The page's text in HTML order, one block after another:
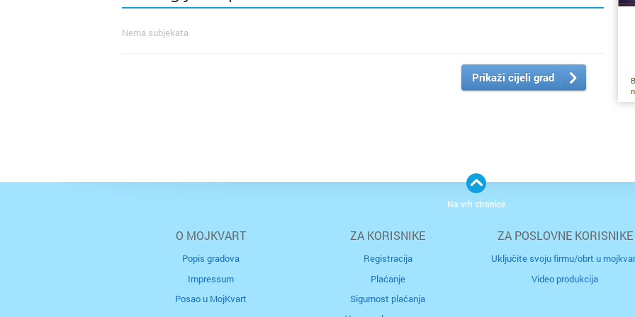
Nema subjekata
Prikaži cijeli grad
O MOJKVART
Popis gradova
Impressum
Posao u MojKvart
ZA KORISNIKE
Registracija
Plaćanje
Sigurnost plaćanja
ZA POSLOVNE KORISNIKE
Uključite svoju firmu/obrt u
Video produkcija
Na vrh stranice